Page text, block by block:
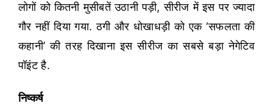
लोगों को कितनी मुसीबतें उठानी पड़ी, सीरीज में इस पर ज्यादा
गौर नहीं दिया गया. ठगी और धोखाधड़ी को एक ‘सफलता की
कहानी’ की तरह दिखाना इस सीरीज का सबसे बड़ा नेगेटिव
पॉइंट है.
निष्कर्ष